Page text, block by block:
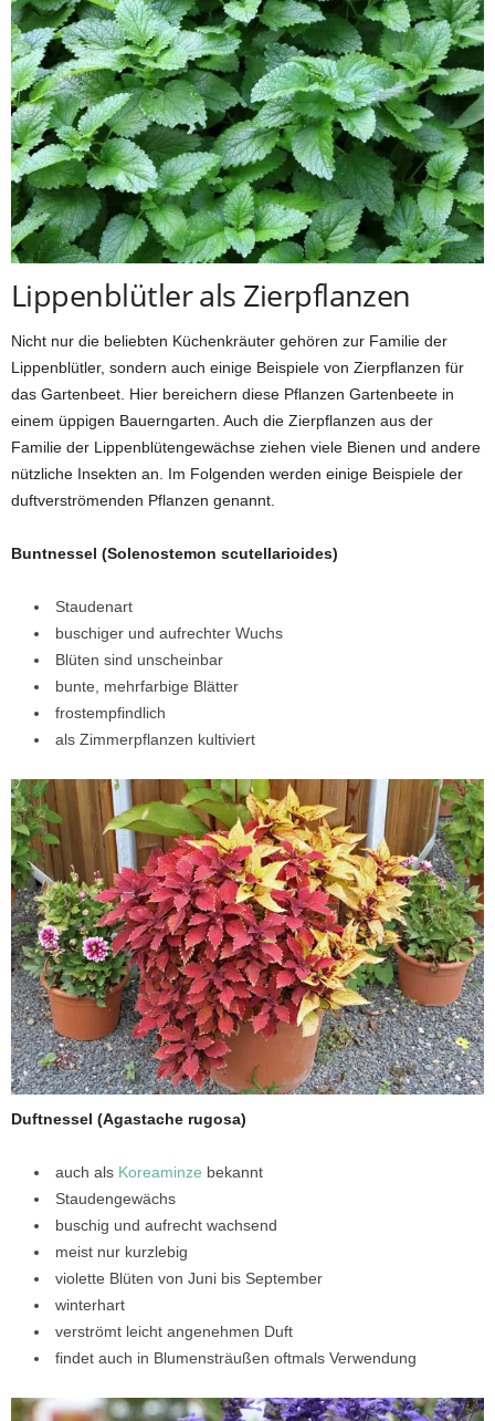
Lippenblütler als Zierpflanzen
Nicht nur die beliebten Küchenkräuter gehören zur Familie der
Lippenblütler, sondern auch einige Beispiele von Zierpflanzen für
das Gartenbeet. Hier bereichern diese Pflanzen Gartenbeete in
einem üppigen Bauerngarten. Auch die Zierpflanzen aus der
Familie der Lippenblütengewächse ziehen viele Bienen und andere
nützliche Insekten an. Im Folgenden werden einige Beispiele der
duftverströmenden Pflanzen genannt.
Buntnessel (Solenostemon scutellarioides)
Staudenart
buschiger und aufrechter Wuchs
Blüten sind unscheinbar
bunte, mehrfarbige Blätter
frostempfindlich
als Zimmerpflanzen kultiviert
Duftnessel (Agastache rugosa)
auch als Koreaminze bekannt
Staudengewächs
buschig und aufrecht wachsend
meist nur kurzlebig
violette Blüten von Juni bis September
winterhart
verströmt leicht angenehmen Duft
findet auch in Blumensträußen oftmals Verwendung